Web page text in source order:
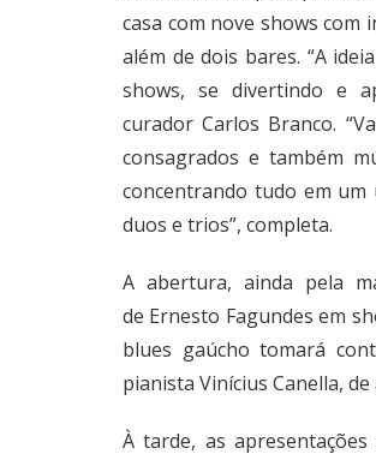
casa com nove shows
além de dois bares. “A
shows, se divertindo e
curador Carlos Branco.
consagrados e também
concentrando tudo em
duos e trios”, completa.
A abertura, ainda pela
de Ernesto Fagundes em
blues gaúcho tomará
pianista Vinícius Canella,
À tarde, as